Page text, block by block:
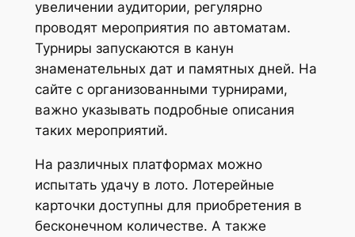
увеличении аудитории, регулярно
проводят мероприятия по автоматам.
Турниры запускаются в канун
знаменательных дат и памятных дней. На
сайте с организованными турнирами,
важно указывать подробные описания
таких мероприятий.
На различных платформах можно
испытать удачу в лото. Лотерейные
карточки доступны для приобретения в
бесконечном количестве. А также